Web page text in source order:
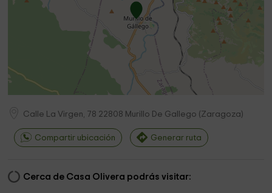
Calle La Virgen, 78 22808 Murillo De Gallego (Zaragoza)
Compartir ubicación Generar ruta
Cerca de Casa Olivera podrás visitar: